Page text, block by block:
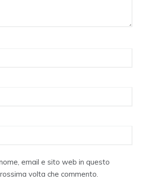
email e sito web in questo
volta che commento.